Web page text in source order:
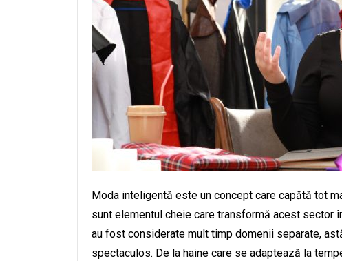
Moda inteligentă este un concept care capătă tot
sunt elementul cheie care transformă acest sector
au fost considerate mult timp domenii separate,
spectaculos. De la haine care se adaptează la